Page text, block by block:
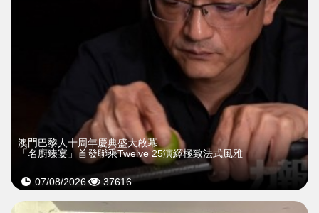
澳門巴黎人十周年慶典盛大啟幕
「名廚臻宴」首發聯乘Twelve 25演繹極致法式風雅
07/08/2026 37616